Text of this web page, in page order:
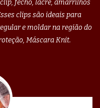
fecho, lacre, amarrilhos
clips são ideais para
e moldar na região do
Máscara Knit.